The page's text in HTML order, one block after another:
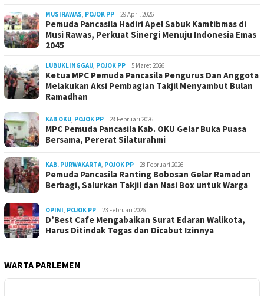
MUSIRAWAS, POJOK PP 29 April 2026
Pemuda Pancasila Hadiri Apel Sabuk Kamtibmas di
Musi Rawas, Perkuat Sinergi Menuju Indonesia Emas
2045
LUBUKLINGGAU, POJOK PP 5 Maret 2026
Ketua MPC Pemuda Pancasila Pengurus Dan Anggota
Melakukan Aksi Pembagian Takjil Menyambut Bulan
Ramadhan
KAB OKU, POJOK PP 28 Februari 2026
MPC Pemuda Pancasila Kab. OKU Gelar Buka Puasa
Bersama, Pererat Silaturahmi
KAB. PURWAKARTA, POJOK PP 28 Februari 2026
Pemuda Pancasila Ranting Bobosan Gelar Ramadan
Berbagi, Salurkan Takjil dan Nasi Box untuk Warga
OPINI, POJOK PP 23 Februari 2026
D’Best Cafe Mengabaikan Surat Edaran Walikota,
Harus Ditindak Tegas dan Dicabut Izinnya
WARTA PARLEMEN